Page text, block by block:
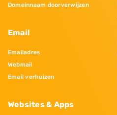
Domeinnaam doorverwijzen
Email
Emailadres
Webmail
Email verhuizen
Websites & Apps